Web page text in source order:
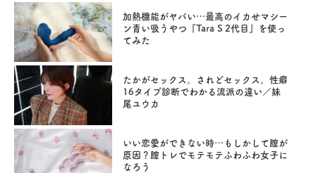
加熱機能がヤバい…最高のイカせマシー
ン青い吸うやつ『Tara S 2代目』を使っ
てみた
たかがセックス。されどセックス。性癖
16タイプ診断でわかる流派の違い／妹
尾ユウカ
いい恋愛ができない時…もしかして膣が
原因？膣トレでモテモテふわふわ女子に
なろう